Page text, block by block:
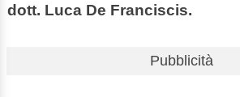
dott. Luca De Franciscis.
Pubblicità